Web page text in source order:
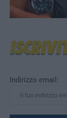
Indirizzo email: